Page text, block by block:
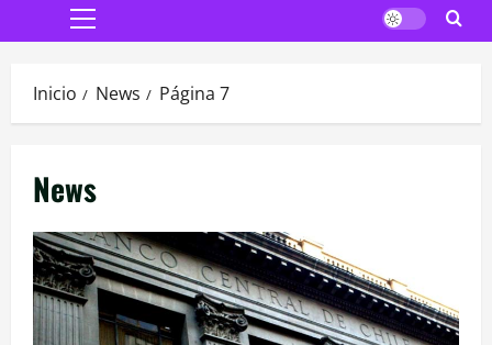
Menú
Inicio News Página 7
News